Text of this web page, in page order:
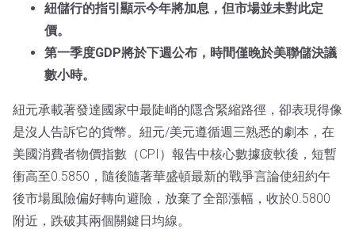
紐儲行的指引顯示今年將加息，但市場並未對此定
價。
第一季度GDP將於下週公布，時間僅晚於美聯儲決議
數小時。
紐元承載著發達國家中最陡峭的隱含緊縮路徑，卻表現得像
是沒人告訴它的貨幣。紐元/美元遵循週三熟悉的劇本，在
美國消費者物價指數（CPI）報告中核心數據疲軟後，短暫
衝高至0.5850，隨後隨著華盛頓最新的戰爭言論使紐約午
後市場風險偏好轉向避險，放棄了全部漲幅，收於0.5800
附近，跌破其兩個關鍵日均線。